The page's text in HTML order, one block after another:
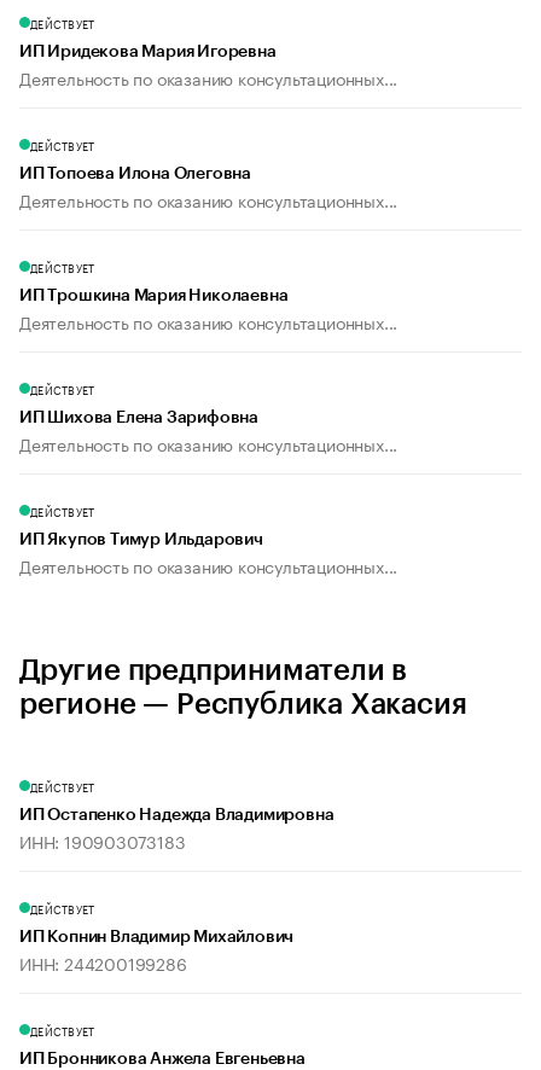
ДЕЙСТВУЕТ
ИП Иридекова Мария Игоревна
Деятельность по оказанию консультационных...
ДЕЙСТВУЕТ
ИП Топоева Илона Олеговна
Деятельность по оказанию консультационных...
ДЕЙСТВУЕТ
ИП Трошкина Мария Николаевна
Деятельность по оказанию консультационных...
ДЕЙСТВУЕТ
ИП Шихова Елена Зарифовна
Деятельность по оказанию консультационных...
ДЕЙСТВУЕТ
ИП Якупов Тимур Ильдарович
Деятельность по оказанию консультационных...
Другие предприниматели в
регионе — Республика Хакасия
ДЕЙСТВУЕТ
ИП Остапенко Надежда Владимировна
ИНН: 190903073183
ДЕЙСТВУЕТ
ИП Копнин Владимир Михайлович
ИНН: 244200199286
ДЕЙСТВУЕТ
ИП Бронникова Анжела Евгеньевна